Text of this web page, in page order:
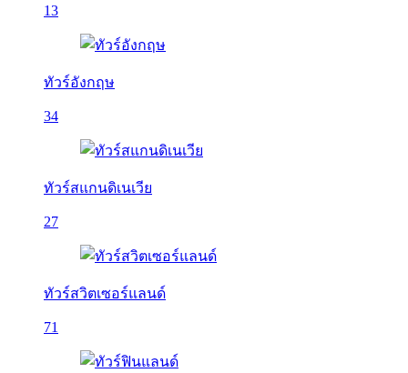
13
ทัวร์อังกฤษ
34
ทัวร์สแกนดิเนเวีย
27
ทัวร์สวิตเซอร์แลนด์
71